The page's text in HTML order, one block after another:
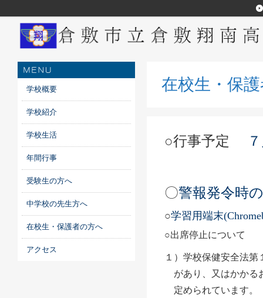
学校概要
学校紹介
学校生活
年間行事
受験生の方へ
中学校の先生方へ
在校生・保護者の方へ
アクセス
在校生・保
○行事予定
〇警報発令時
○学習用端末
○出席停止について
１）学校保健安全法
があり、又はかかる
定められています。